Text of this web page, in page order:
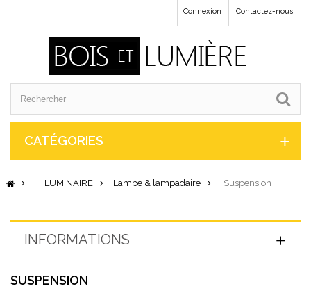
Contactez-nous
Connexion
CATÉGORIES
LUMINAIRE Lampe & lampadaire Suspension
INFORMATIONS
SUSPENSION